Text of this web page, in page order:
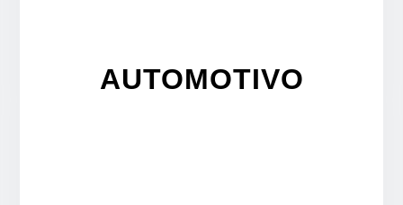
AUTOMOTIVO